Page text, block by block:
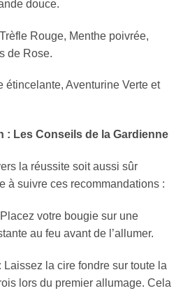
douce.
Trèfle Rouge, Menthe poivrée,
de Rose.
étincelante, Aventurine Verte et
: Les Conseils de la Gardienne
la réussite soit aussi sûr
à suivre ces recommandations :
Placez votre bougie sur une
au feu avant de l’allumer.
Laissez la cire fondre sur toute la
lors du premier allumage. Cela